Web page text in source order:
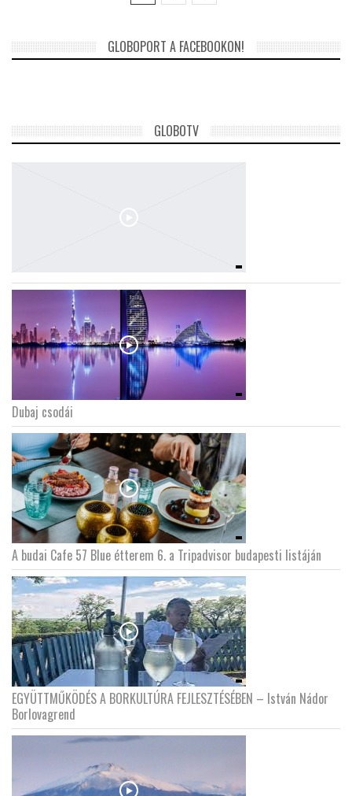
GLOBOPORT A FACEBOOKON!
GLOBOTV
Dubaj csodái
A budai Cafe 57 Blue étterem 6. a Tripadvisor budapesti listáján
EGYÜTTMŰKÖDÉS A BORKULTÚRA FEJLESZTÉSÉBEN – István Nádor
Borlovagrend